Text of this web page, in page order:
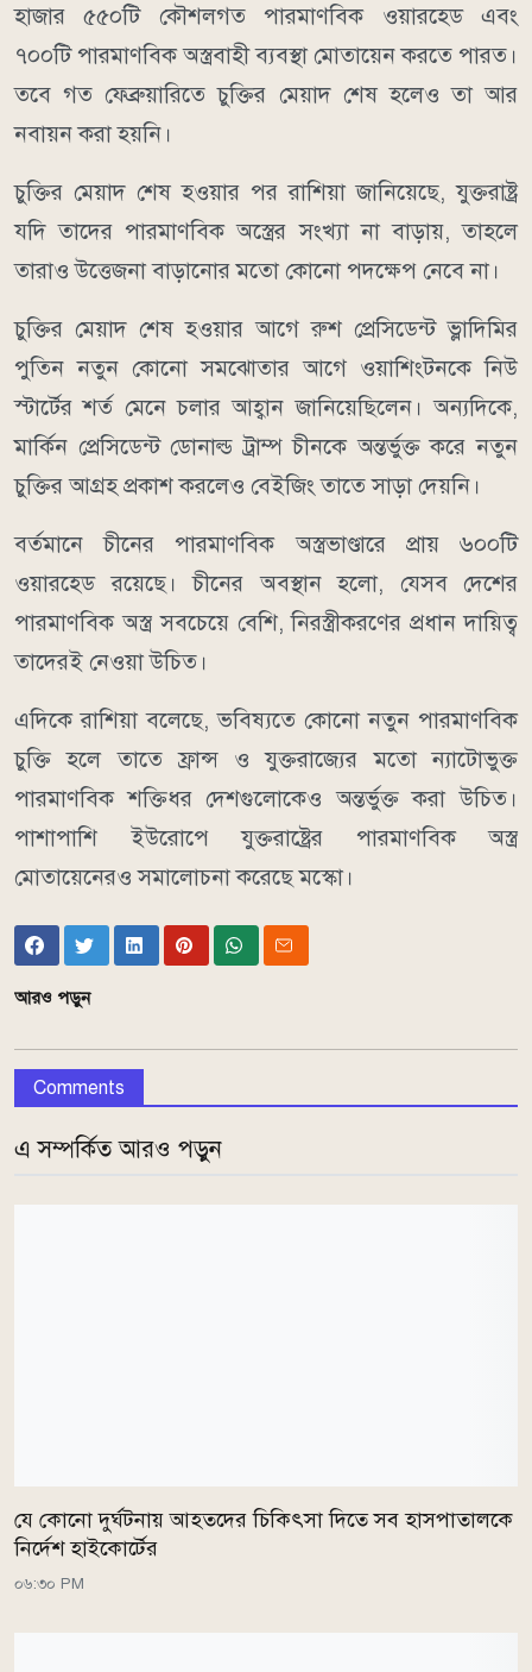
হাজার ৫৫০টি কৌশলগত পারমাণবিক ওয়ারহেড এবং
৭০০টি পারমাণবিক অস্ত্রবাহী ব্যবস্থা মোতায়েন করতে পারত।
তবে গত ফেব্রুয়ারিতে চুক্তির মেয়াদ শেষ হলেও তা আর
নবায়ন করা হয়নি।
চুক্তির মেয়াদ শেষ হওয়ার পর রাশিয়া জানিয়েছে, যুক্তরাষ্ট্র
যদি তাদের পারমাণবিক অস্ত্রের সংখ্যা না বাড়ায়, তাহলে
তারাও উত্তেজনা বাড়ানোর মতো কোনো পদক্ষেপ নেবে না।
চুক্তির মেয়াদ শেষ হওয়ার আগে রুশ প্রেসিডেন্ট ভ্লাদিমির
পুতিন নতুন কোনো সমঝোতার আগে ওয়াশিংটনকে নিউ
স্টার্টের শর্ত মেনে চলার আহ্বান জানিয়েছিলেন। অন্যদিকে,
মার্কিন প্রেসিডেন্ট ডোনাল্ড ট্রাম্প চীনকে অন্তর্ভুক্ত করে নতুন
চুক্তির আগ্রহ প্রকাশ করলেও বেইজিং তাতে সাড়া দেয়নি।
বর্তমানে চীনের পারমাণবিক অস্ত্রভাণ্ডারে প্রায় ৬০০টি
ওয়ারহেড রয়েছে। চীনের অবস্থান হলো, যেসব দেশের
পারমাণবিক অস্ত্র সবচেয়ে বেশি, নিরস্ত্রীকরণের প্রধান দায়িত্ব
তাদেরই নেওয়া উচিত।
এদিকে রাশিয়া বলেছে, ভবিষ্যতে কোনো নতুন পারমাণবিক
চুক্তি হলে তাতে ফ্রান্স ও যুক্তরাজ্যের মতো ন্যাটোভুক্ত
পারমাণবিক শক্তিধর দেশগুলোকেও অন্তর্ভুক্ত করা উচিত।
পাশাপাশি ইউরোপে যুক্তরাষ্ট্রের পারমাণবিক অস্ত্র
মোতায়েনেরও সমালোচনা করেছে মস্কো।
আরও পড়ুন
Comments
এ সম্পর্কিত আরও পড়ুন
যে কোনো দুর্ঘটনায় আহতদের চিকিৎসা দিতে সব হাসপাতালকে
নির্দেশ হাইকোর্টের
০৬:৩০ PM